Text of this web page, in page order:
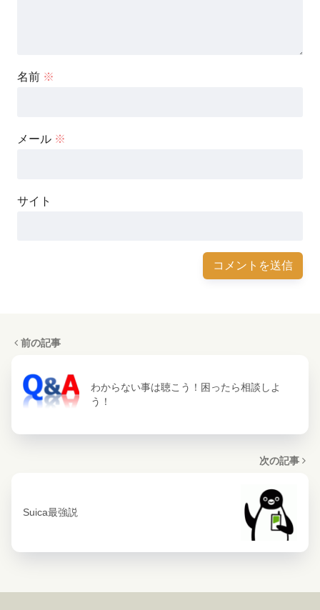
名前 ※
メール ※
サイト
前の記事
わからない事は聴こう！困ったら相談しよ
う！
次の記事
Suica最強説